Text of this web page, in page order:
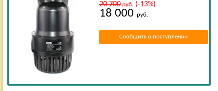
20 700руб.(-13%)
18 000 руб.
Сообщить о поступлении